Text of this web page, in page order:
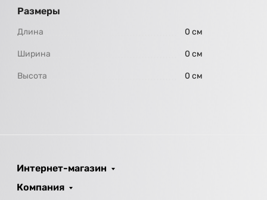
Размеры
Длина 0 см
Ширина 0 см
Высота 0 см
Интернет-магазин
Компания